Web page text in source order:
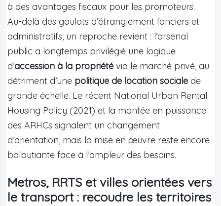
à des avantages fiscaux pour les promoteurs.
Au-delà des goulots d’étranglement fonciers et
administratifs, un reproche revient : l’arsenal
public a longtemps privilégié une logique
d’accession à la propriété via le marché privé, au
détriment d’une politique de location sociale de
grande échelle. Le récent National Urban Rental
Housing Policy (2021) et la montée en puissance
des ARHCs signalent un changement
d’orientation, mais la mise en œuvre reste encore
balbutiante face à l’ampleur des besoins.
Metros, RRTS et villes orientées vers
le transport : recoudre les territoires